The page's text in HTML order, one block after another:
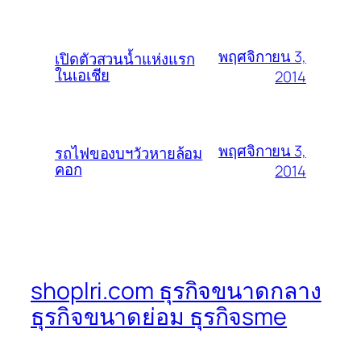
เปิดตัวสวนน้ำแห่งแรก
ในเอเชีย
พฤศจิกายน 3,
2014
รถไฟของบฯวัวหายล้อม
คอก
พฤศจิกายน 3,
2014
shoplri.com ธุรกิจขนาดกลาง
ธุรกิจขนาดย่อม ธุรกิจsme